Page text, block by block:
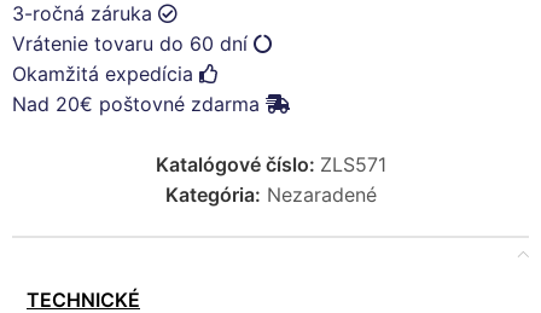
3-ročná záruka
Vrátenie tovaru do 60 dní
Okamžitá expedícia
Nad 20€ poštovné zdarma
Katalógové číslo: ZLS571
Kategória: Nezaradené
TECHNICKÉ